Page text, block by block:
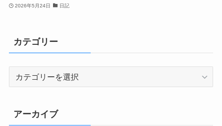
2026年5月24日 日記
カテゴリー
リ
ー
アーカイブ